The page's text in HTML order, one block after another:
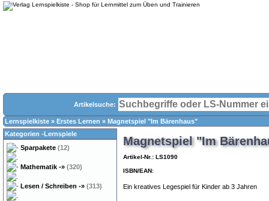
Artikelsuche:
Lernspielkiste » Erstes Lernen » Magnetspiel "Im Bärenhaus"
Magnetspiel "Im
Artikel-Nr.: LS1090
ISBN/EAN:
Ein kreatives Legespiel für Kinder ab 3 Jahren
Kategorien -Lernspiele
Sparpakete (12)
Mathematik -» (320)
Lesen / Schreiben -» (313)